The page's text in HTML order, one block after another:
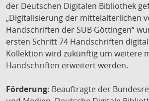
der Deutschen Digitalen Bibliothek
„Digitalisierung der mittelalterlichen
Handschriften der SUB Göttingen“
ersten Schritt 74 Handschriften
Kollektion wird zukünftig um weitere
Handschriften erweitert werden.
Förderung: Beauftragte der